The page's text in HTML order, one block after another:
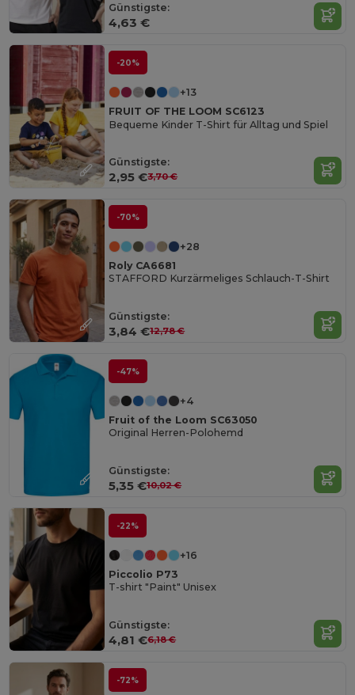
Günstigste:
4,63 €
-20%
+13
FRUIT OF THE LOOM SC6123
Bequeme Kinder T-Shirt für Alltag und Spiel
Günstigste:
2,95 €3,70 €
-70%
+28
Roly CA6681
STAFFORD Kurzärmeliges Schlauch-T-Shirt
Günstigste:
3,84 €12,78 €
-47%
+4
Fruit of the Loom SC63050
Original Herren-Polohemd
Günstigste:
5,35 €10,02 €
-22%
+16
Piccolio P73
T-shirt "Paint" Unisex
Günstigste:
4,81 €6,18 €
-72%